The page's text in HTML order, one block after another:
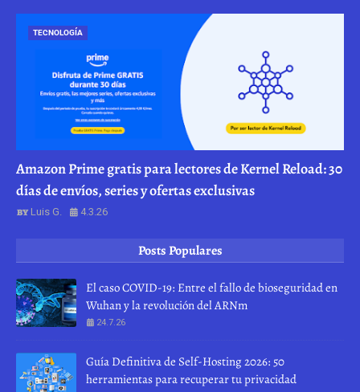
TECNOLOGÍA
Amazon Prime gratis para lectores de Kernel Reload: 30
días de envíos, series y ofertas exclusivas
Luis G. 4.3.26
Posts Populares
El caso COVID-19: Entre el fallo de bioseguridad en
Wuhan y la revolución del ARNm
24.7.26
Guía Definitiva de Self-Hosting 2026: 50
herramientas para recuperar tu privacidad